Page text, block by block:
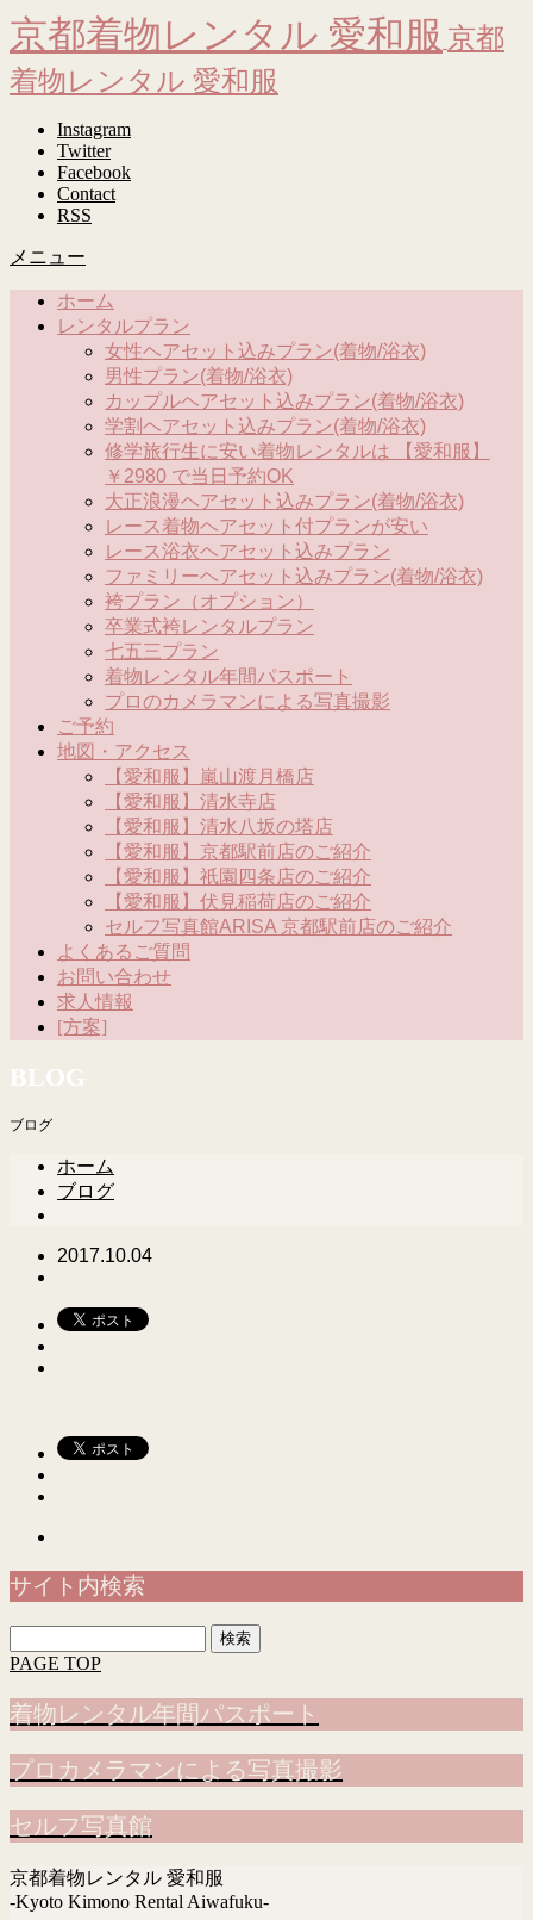
京都着物レンタル 愛和服 京都
着物レンタル 愛和服
Instagram
Twitter
Facebook
Contact
RSS
メニュー
ホーム
レンタルプラン
女性ヘアセット込みプラン(着物/浴衣)
男性プラン(着物/浴衣)
カップルヘアセット込みプラン(着物/浴衣)
学割ヘアセット込みプラン(着物/浴衣)
修学旅行生に安い着物レンタルは 【愛和服】
￥2980 で当日予約OK
大正浪漫ヘアセット込みプラン(着物/浴衣)
レース着物ヘアセット付プランが安い
レース浴衣ヘアセット込みプラン
ファミリーヘアセット込みプラン(着物/浴衣)
袴プラン（オプション）
卒業式袴レンタルプラン
七五三プラン
着物レンタル年間パスポート
プロのカメラマンによる写真撮影
ご予約
地図・アクセス
【愛和服】嵐山渡月橋店
【愛和服】清水寺店
【愛和服】清水八坂の塔店
【愛和服】京都駅前店のご紹介
【愛和服】祇園四条店のご紹介
【愛和服】伏見稲荷店のご紹介
セルフ写真館ARISA 京都駅前店のご紹介
よくあるご質問
お問い合わせ
求人情報
[方案]
BLOG
ブログ
ホーム
ブログ
2017.10.04
サイト内検索
索:
PAGE TOP
着物レンタル年間パスポート
プロカメラマンによる写真撮影
セルフ写真館
京都着物レンタル 愛和服
-Kyoto Kimono Rental Aiwafuku-